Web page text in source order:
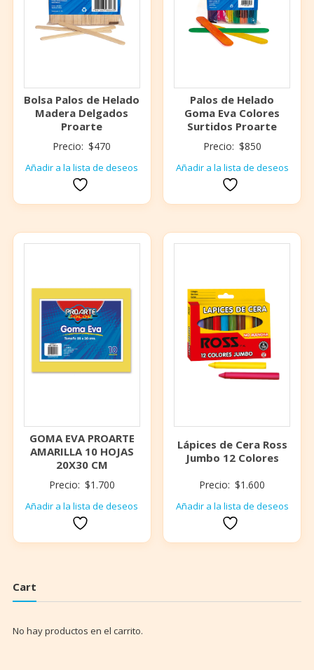
Bolsa Palos de Helado
Madera Delgados
Proarte
Precio: $470
Añadir a la lista de deseos
Palos de Helado
Goma Eva Colores
Surtidos Proarte
Precio: $850
Añadir a la lista de deseos
GOMA EVA PROARTE
AMARILLA 10 HOJAS
20X30 CM
Precio: $1.700
Añadir a la lista de deseos
Lápices de Cera Ross
Jumbo 12 Colores
Precio: $1.600
Añadir a la lista de deseos
Cart
No hay productos en el carrito.